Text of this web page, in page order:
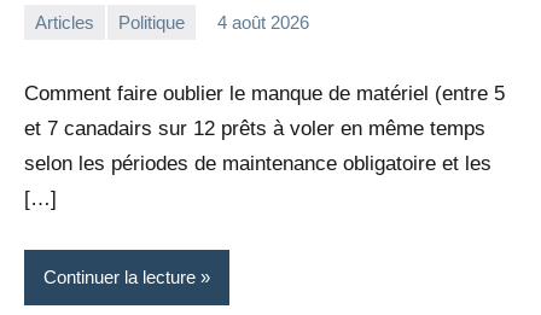
Articles Politique 4 août 2026
Comment faire oublier le manque de matériel (entre 5
et 7 canadairs sur 12 prêts à voler en même temps
selon les périodes de maintenance obligatoire et les
[…]
Continuer la lecture